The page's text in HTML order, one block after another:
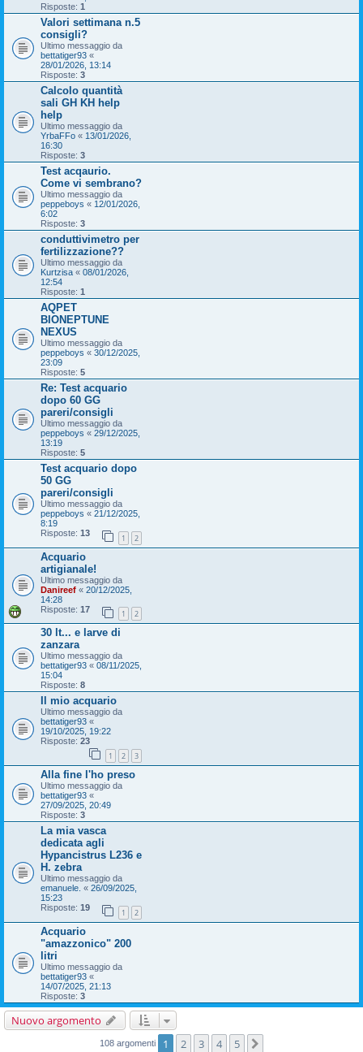
Risposte: 1
Valori settimana n.5
consigli?
Ultimo messaggio da
bettatiger93 «
28/01/2026, 13:14
Risposte: 3
Calcolo quantità
sali GH KH help
help
Ultimo messaggio da
YrbaFFo « 13/01/2026,
16:30
Risposte: 3
Test acqaurio.
Come vi sembrano?
Ultimo messaggio da
peppeboys « 12/01/2026,
6:02
Risposte: 3
conduttivimetro per
fertilizzazione??
Ultimo messaggio da
Kurtzisa « 08/01/2026,
12:54
Risposte: 1
AQPET
BIONEPTUNE
NEXUS
Ultimo messaggio da
peppeboys « 30/12/2025,
23:09
Risposte: 5
Re: Test acquario
dopo 60 GG
pareri/consigli
Ultimo messaggio da
peppeboys « 29/12/2025,
13:19
Risposte: 5
Test acquario dopo
50 GG
pareri/consigli
Ultimo messaggio da
peppeboys « 21/12/2025,
8:19
Risposte: 13 1 2
Acquario
artigianale!
Ultimo messaggio da
Danireef « 20/12/2025,
14:28
Risposte: 17 1 2
30 lt... e larve di
zanzara
Ultimo messaggio da
bettatiger93 « 08/11/2025,
15:04
Risposte: 8
Il mio acquario
Ultimo messaggio da
bettatiger93 «
19/10/2025, 19:22
Risposte: 23
1 2 3
Alla fine l'ho preso
Ultimo messaggio da
bettatiger93 «
27/09/2025, 20:49
Risposte: 3
La mia vasca
dedicata agli
Hypancistrus L236 e
H. zebra
Ultimo messaggio da
emanuele. « 26/09/2025,
15:23
Risposte: 19 1 2
Acquario
"amazzonico" 200
litri
Ultimo messaggio da
bettatiger93 «
14/07/2025, 21:13
Risposte: 3
Nuovo argomento
108 argomenti 1 2 3 4 5